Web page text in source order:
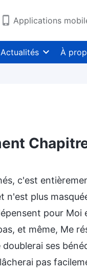
Applications
Actualités À
c'est
n'est plus
pour Moi
et même, Me
ses
pas